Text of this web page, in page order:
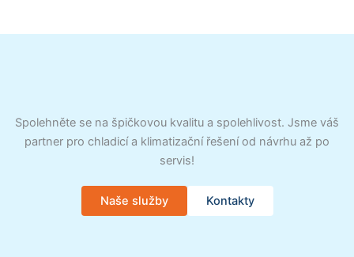
Spolehněte se na špičkovou kvalitu a spolehlivost. Jsme váš
partner pro chladicí a klimatizační řešení od návrhu až po
servis!
Naše služby Kontakty